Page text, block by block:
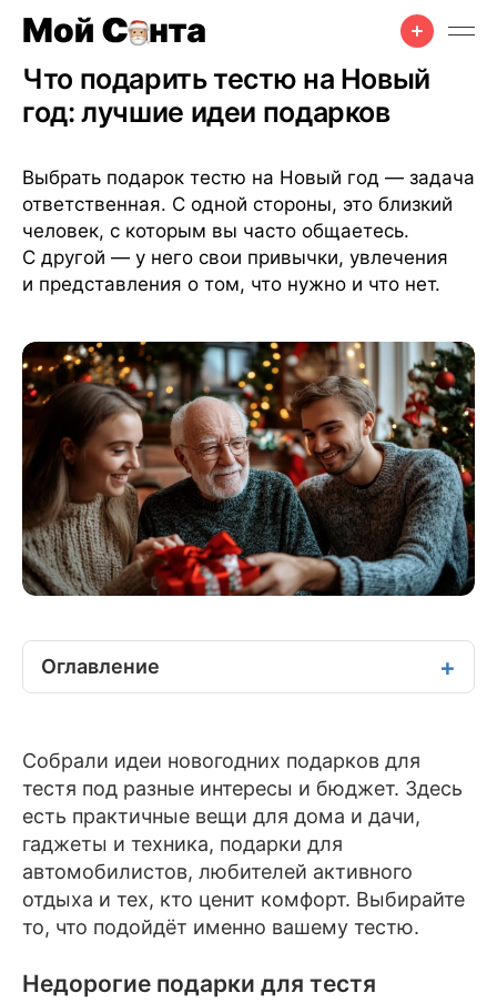
Подарки • Семьям • Родителям 4 мин чтения
Что подарить тестю на Новый
год: лучшие идеи подарков
Выбрать подарок тестю на Новый год — задача
ответственная. С одной стороны, это близкий
человек, с которым вы часто общаетесь.
С другой — у него свои привычки, увлечения
и представления о том, что нужно и что нет.
Оглавление
Собрали идеи новогодних подарков для
тестя под разные интересы и бюджет. Здесь
есть практичные вещи для дома и дачи,
гаджеты и техника, подарки для
автомобилистов, любителей активного
отдыха и тех, кто ценит комфорт. Выбирайте
то, что подойдёт именно вашему тестю.
Недорогие подарки для тестя